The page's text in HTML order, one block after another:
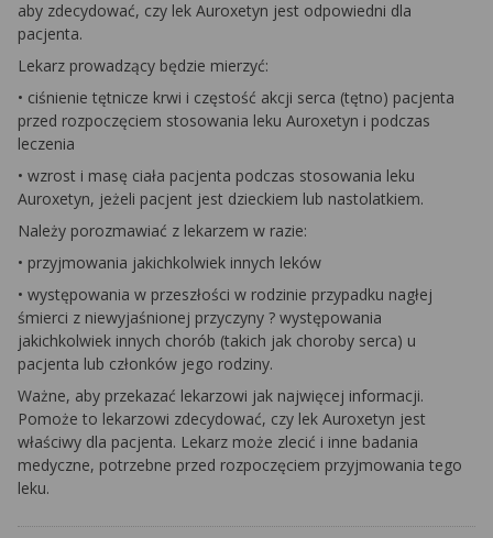
aby zdecydować, czy lek Auroxetyn jest odpowiedni dla
pacjenta.
Lekarz prowadzący będzie mierzyć:
• ciśnienie tętnicze krwi i częstość akcji serca (tętno) pacjenta
przed rozpoczęciem stosowania leku Auroxetyn i podczas
leczenia
• wzrost i masę ciała pacjenta podczas stosowania leku
Auroxetyn, jeżeli pacjent jest dzieckiem lub nastolatkiem.
Należy porozmawiać z lekarzem w razie:
• przyjmowania jakichkolwiek innych leków
• występowania w przeszłości w rodzinie przypadku nagłej
śmierci z niewyjaśnionej przyczyny ? występowania
jakichkolwiek innych chorób (takich jak choroby serca) u
pacjenta lub członków jego rodziny.
Ważne, aby przekazać lekarzowi jak najwięcej informacji.
Pomoże to lekarzowi zdecydować, czy lek Auroxetyn jest
właściwy dla pacjenta. Lekarz może zlecić i inne badania
medyczne, potrzebne przed rozpoczęciem przyjmowania tego
leku.